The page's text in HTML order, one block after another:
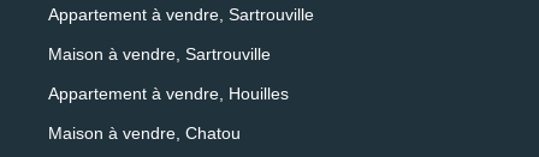
Appartement à vendre, Sartrouville
Maison à vendre, Sartrouville
Appartement à vendre, Houilles
Maison à vendre, Chatou